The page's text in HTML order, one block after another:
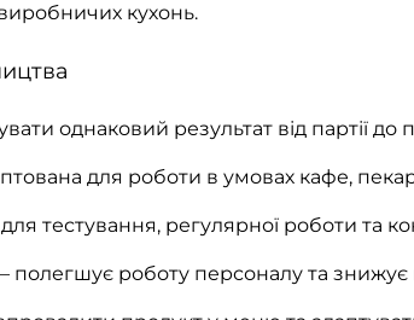
кухонь.
однаковий результат від партії до
для роботи в умовах кафе,
тестування, регулярної роботи та
полегшує роботу персоналу та